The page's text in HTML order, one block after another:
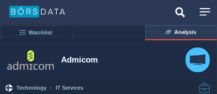
Watchlist Analysis
Admicom
Technology · IT Services